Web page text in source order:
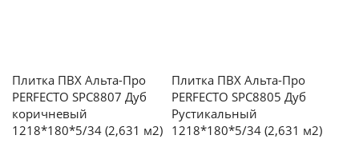
Плитка ПВХ Альта-Про
PERFECTO SPC8807 Дуб
коричневый
1218*180*5/34 (2,631 м2)
Плитка ПВХ Альта-Про
PERFECTO SPC8805 Дуб
Рустикальный
1218*180*5/34 (2,631 м2)